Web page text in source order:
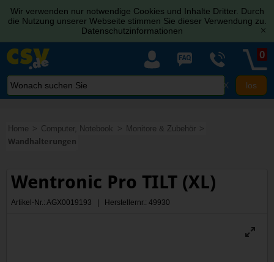
Wir verwenden nur notwendige Cookies und Inhalte Dritter. Durch
die Nutzung unserer Webseite stimmen Sie dieser Verwendung zu.
Datenschutzinformationen
[x]
X
0
Home Computer, Notebook
Monitore & Zubehör
Wandhalterungen
Wentronic Pro TILT (XL)
Artikel-Nr.: AGX0019193 | Herstellernr.: 49930